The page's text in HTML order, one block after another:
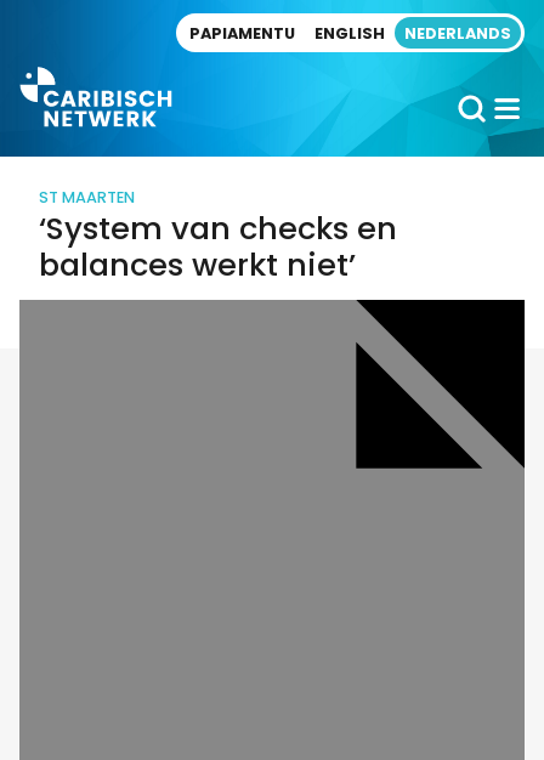
PAPIAMENTU ENGLISH NEDERLANDS
ST MAARTEN
‘System van checks en
balances werkt niet’